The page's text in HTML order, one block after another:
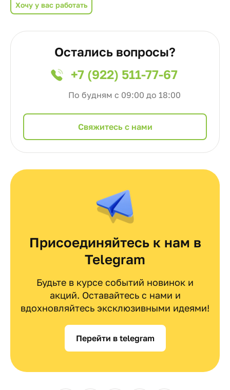
Хочу у вас работать
Остались вопросы?
+7 (922) 511-77-67
По будням с 09:00 до 18:00
Cвяжитесь с нами
Присоединяйтесь к нам в
Telegram
Будьте в курсе событий новинок и
акций. Оставайтесь с нами и
вдохновляйтесь эксклюзивными идеями!
Перейти в telegram